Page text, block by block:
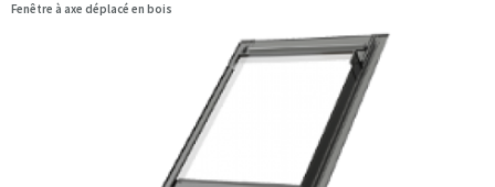
Fenêtre à axe déplacé en bois